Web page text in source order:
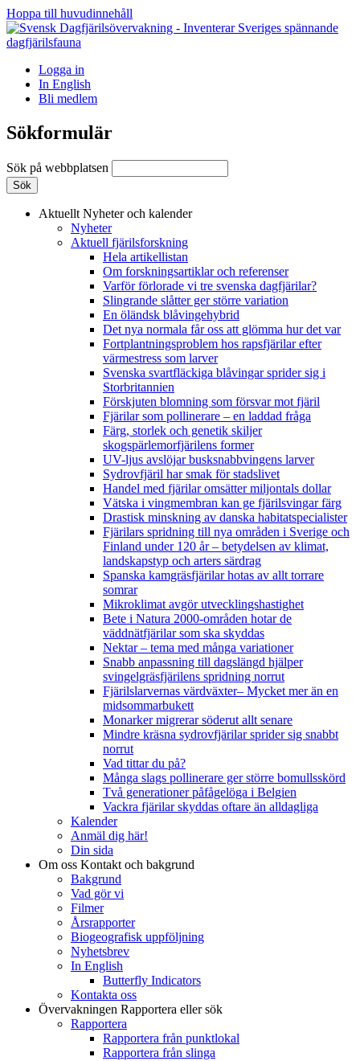
Hoppa till huvudinnehåll
Logga in
In English
Bli medlem
Sökformulär
Sök på webbplatsen
Aktuellt Nyheter och kalender
Nyheter
Aktuell fjärilsforskning
Hela artikellistan
Om forskningsartiklar och referenser
Varför förlorade vi tre svenska dagfjärilar?
Slingrande slåtter ger större variation
En öländsk blåvingehybrid
Det nya normala får oss att glömma hur det var
Fortplantningsproblem hos rapsfjärilar efter
värmestress som larver
Svenska svartfläckiga blåvingar sprider sig i
Storbritannien
Förskjuten blomning som försvar mot fjäril
Fjärilar som pollinerare – en laddad fråga
Färg, storlek och genetik skiljer
skogspärlemorfjärilens former
UV-ljus avslöjar busksnabbvingens larver
Sydrovfjäril har smak för stadslivet
Handel med fjärilar omsätter miljontals dollar
Vätska i vingmembran kan ge fjärilsvingar färg
Drastisk minskning av danska habitatspecialister
Fjärilars spridning till nya områden i Sverige och
Finland under 120 år– betydelsen av klimat,
landskapstyp och arters särdrag
Spanska kamgräsfjärilar hotas av allt torrare
somrar
Mikroklimat avgör utvecklingshastighet
Bete i Natura 2000-områden hotar de
väddnätfjärilar som ska skyddas
Nektar – tema med många variationer
Snabb anpassning till dagslängd hjälper
svingelgräsfjärilens spridning norrut
Fjärilslarvernas värdväxter– Mycket mer än en
midsommarbukett
Monarker migrerar söderut allt senare
Mindre kräsna sydrovfjärilar sprider sig snabbt
norrut
Vad tittar du på?
Många slags pollinerare ger större bomullsskörd
Två generationer påfågelöga i Belgien
Vackra fjärilar skyddas oftare än alldagliga
Kalender
Anmäl dig här!
Din sida
Om oss Kontakt och bakgrund
Bakgrund
Vad gör vi
Filmer
Årsrapporter
Biogeografisk uppföljning
Nyhetsbrev
In English
Butterfly Indicators
Kontakta oss
Övervakningen Rapportera eller sök
Rapportera
Rapportera från punktlokal
Rapportera från slinga